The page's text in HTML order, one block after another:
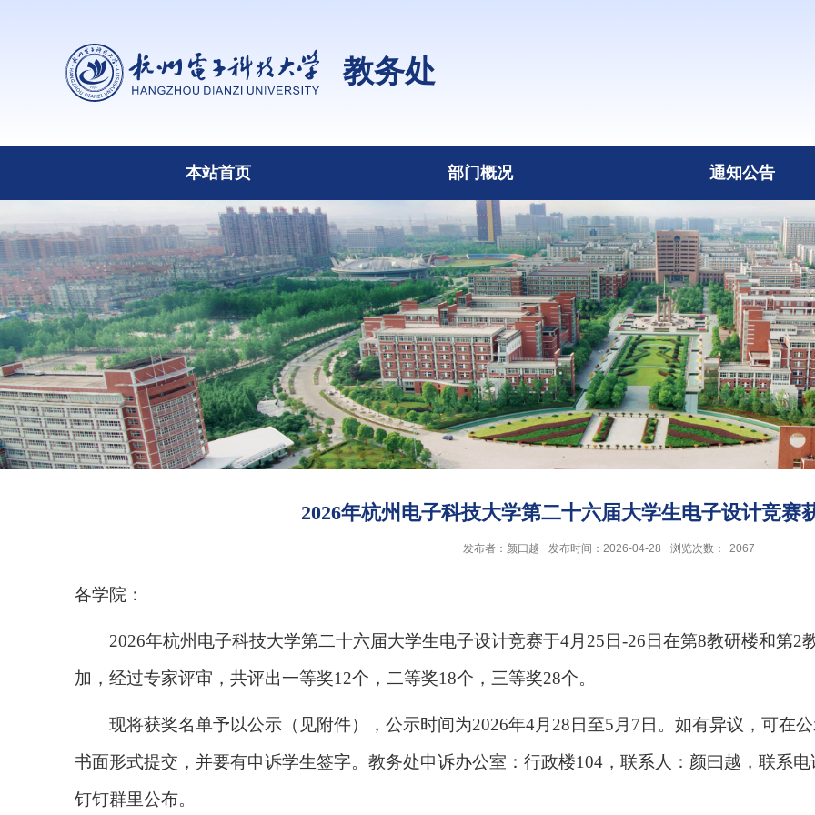
教务处
本站首页 部门概况 通知公告
2026年杭州电子科技大学第二十六届大学生电子设计竞赛
发布者：颜曰越 发布时间：2026-04-28 浏览次数： 2067
各学院：
2026年杭州电子科技大学第二十六届大学生电子设计竞赛于4月 25日-26日在第8教研楼和第2
加，经过专家评审，共评出一等奖12个，二等奖18个，三等奖28个。
现将获奖名单予以公示（见附件），公示时间为2026年4月 28日至5 月 7日。如有异议，可在
书面形式提交，并要有申诉学生签字。教务处申诉办公室：行政楼104 ，联系人：颜曰越，联系
钉钉群里公布。